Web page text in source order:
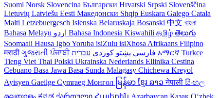
Suomi Norsk Slovencina Български Hrvatski Srpski Slovenščina
Lietuvių Latviešu Eesti Македонски Shqip Euskara Galego Catala
Malti Letzebuergesch Islenska Belaruskaja Bosanski 中文 বাংলা
Bahasa Melayu
Bahasa Indonesia Kiswahili தமிழ் తెలుగు
Soomaali Hausa IgboYoruba isiZulu isiXhosa Afrikaans Filipino
मराठी ગુજરાતીਪੰਜਾਬੀ فارسی پښتو کوردی አማርኛ Turkce
Tieng Viet Thai Polski Ukrainska Nederlands Ellinika Cestina
Cebuano Basa Jawa Basa Sunda Malagasy Chichewa Kreyol
Ayisyen Gaeilge Cymraeg Монгол မြန်မာ ខ្មែរ ລາວनेपाली සිංහල
മലയാളം ಕನ್ನಡ ქართული Հայերեն Azərbaycan Қазақ Oʻzbek